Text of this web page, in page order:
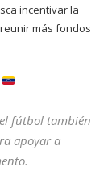
incentivar la
más fondos
fútbol también
apoyar a